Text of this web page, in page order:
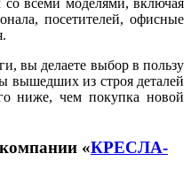
всеми моделями, включая
посетителей, офисные
вы делаете выбор в пользу
вышедших из строя деталей
ниже, чем покупка новой
«КРЕСЛА-